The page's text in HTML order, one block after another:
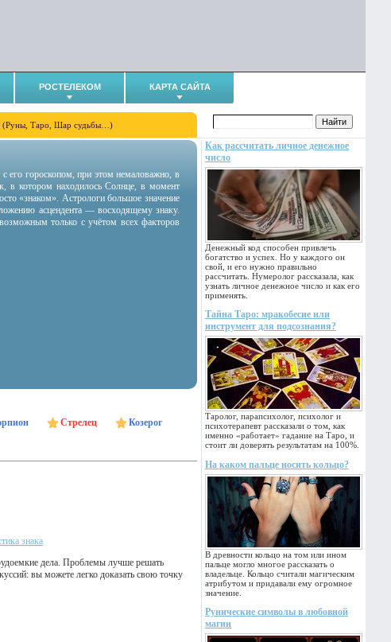
РОСТЕЛЕКОМ КАРТА САЙТА
(Руны, Таро, Шар судьбы…)
Как рассчитать личное денежное
число
Денежный код способен привлечь
богатство и успех. Но у каждого он
свой, и его нужно правильно
рассчитать. Нумеролог рассказала, как
узнать личное денежное число и как его
применять.
Тайна Таро: мракобесие или
инструмент для подсознания?
Таролог, парапсихолог, психолог и
психотерапевт рассказали о том, как
именно «работает» гадание на Таро, и
стоит ли доверять результатам на 100%.
На каком пальце носить кольцо?
В древности кольцо на том или ином
пальце могло многое рассказать о
владельце. Кольцо считали магическим
атрибутом и придавали ему огромное
значение.
Рунические символы в любовной
магии
с его гороскопом, при этом немаловажно, в
в котором находилось Солнце, в момент
«знаком». Астрологи большое значение
асцендента — восходящему знаку.
только с учётом всех факторов
Стрелец
Козерог
знака
дела. Проблемы лучше решать
вы можете легко доказать свою точку